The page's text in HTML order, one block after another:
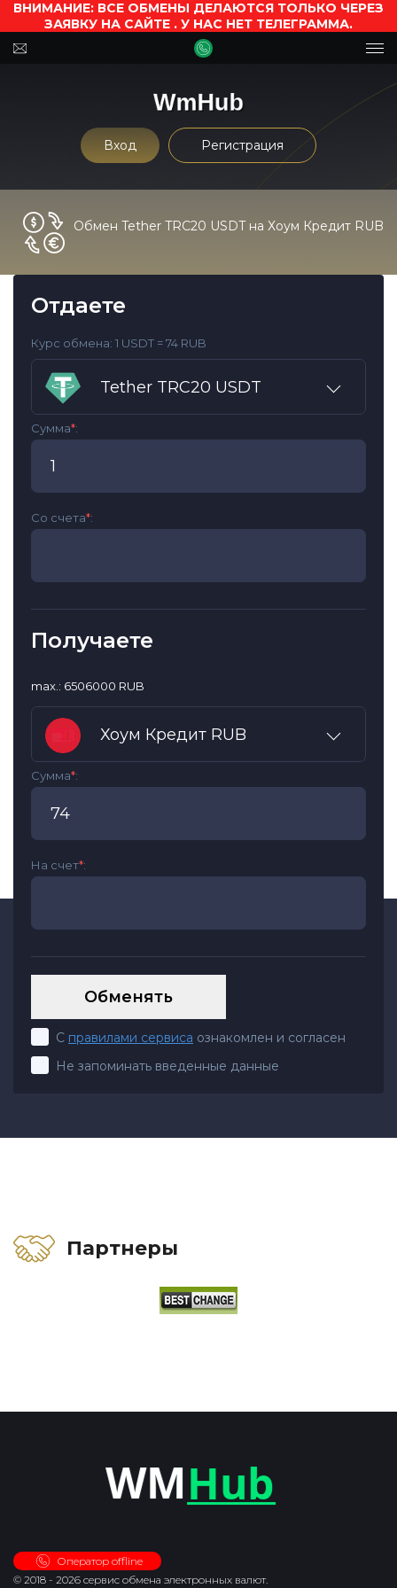
ВНИМАНИЕ: ВСЕ ОБМЕНЫ ДЕЛАЮТСЯ ТОЛЬКО ЧЕРЕЗ
ЗАЯВКУ НА САЙТЕ . У НАС НЕТ ТЕЛЕГРАММА.
Вход Регистрация
Обмен Tether TRC20 USDT на Хоум Кредит RUB
Отдаете
Курс обмена: 1 USDT = 74 RUB
Tether TRC20 USDT
Сумма*:
Со счета*:
Получаете
max.: 6506000 RUB
Хоум Кредит RUB
Сумма*:
На счет*:
С правилами сервиса ознакомлен и согласен
Не запоминать введенные данные
Партнеры
© 2018 - 2026 сервис обмена электронных валют.
Оператор offline